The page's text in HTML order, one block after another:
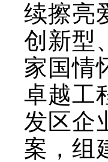
续擦亮
创新型
家国情
卓越工
发区企
案，组